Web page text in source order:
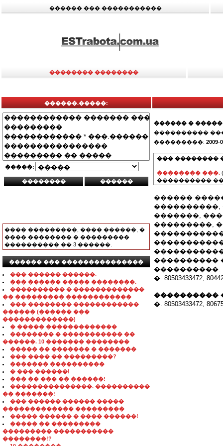
������ ��� �����������
�������� ��������
������.�����:
�����:
���� ���������, ���� ������, �
���� �������� � ���������
���������� �� 3 ������.
������ ��� ���������������
��� ������ ������.
��� ������ ����� ��������.
���������� � �������������
�� ��������� ������������
��� �������� ������������
������ (������ ���
�������������)
� ����� �������������
�������� � ����������� ��
������. 10 ������� ��������
����� �� ������� � �������
��� ���� �� ���������?
������� ����������
� ��� ������!
��� �� ��� �� ������!
���������������. ����������
�� �������!
��� ������ ������ �����
������������� ���������
����� ������ � ���� ������!
����� �� ���������
��������� �����������
��������!?
������ � �����
����������
���������: 2009-
��� ��������
�������� ���.
����������
������
����������,
�������,
���������,
����������
����������.
�. 80503433472,
����������
�. 80503433472,